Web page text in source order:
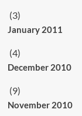
(3)
January 2011
(4)
December 2010
(9)
November 2010